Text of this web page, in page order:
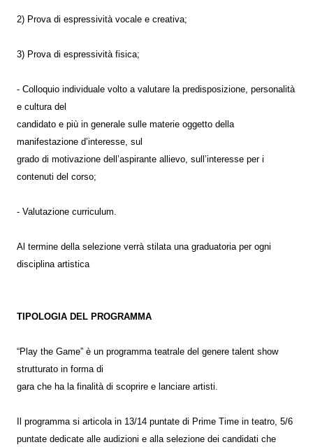
2) Prova di espressività vocale e creativa;
3) Prova di espressività fisica;
- Colloquio individuale volto a valutare la predisposizione, personalità
e cultura del
candidato e più in generale sulle materie oggetto della
manifestazione d’interesse, sul
grado di motivazione dell’aspirante allievo, sull’interesse per i
contenuti del corso;
- Valutazione curriculum.
Al termine della selezione verrà stilata una graduatoria per ogni
disciplina artistica
TIPOLOGIA DEL PROGRAMMA
“Play the Game” è un programma teatrale del genere talent show
strutturato in forma di
gara che ha la finalità di scoprire e lanciare artisti.
Il programma si articola in 13/14 puntate di Prime Time in teatro, 5/6
puntate dedicate alle audizioni e alla selezione dei candidati che